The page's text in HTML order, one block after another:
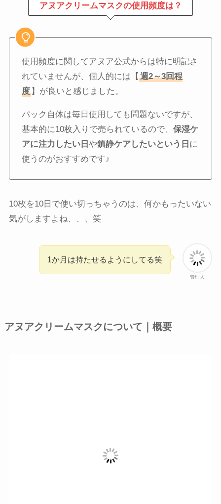
アヌアクリームマスクの使用頻度は？
使用頻度に関してアヌア公式からは特に明記さ
れていませんが、個人的には【週2～3回程
度 】が良いと感じました。
パック自体は毎日使用しても問題ないですが、
基本的に10枚入りで売られているので、保湿ケ
アに注力したい日や鎮静ケアしたいという日 に
使うのがおすすめです♪
10枚を10日で使い切っちゃうのは、何かもったいない
気がしますよね、、、笑
管理人
1か月は持たせるようにしてる笑
アヌアクリームマスクについて｜概要